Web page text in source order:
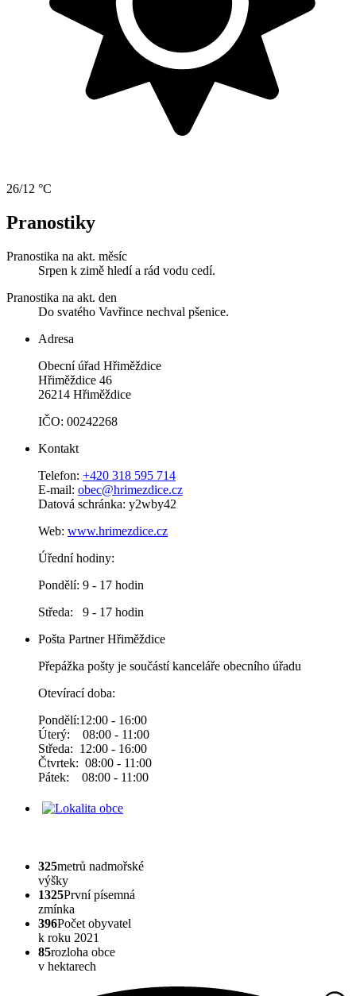
26/12 °C
Pranostiky
Pranostika na akt. měsíc
Srpen k zimě hledí a rád vodu cedí.
Pranostika na akt. den
Do svatého Vavřince nechval pšenice.
Adresa
Obecní úřad Hřiměždice
Hřiměždice 46
26214 Hřiměždice
IČO: 00242268
Kontakt
Telefon: +420 318 595 714
E-mail: obec@hrimezdice.cz
Datová schránka: y2wby42
Web: www.hrimezdice.cz
Úřední hodiny:
Pondělí: 9 - 17 hodin
Středa: 9 - 17 hodin
Pošta Partner Hřiměždice
Přepážka pošty je součástí kanceláře obecního úřadu
Otevírací doba:
Pondělí:12:00 - 16:00
Úterý: 08:00 - 11:00
Středa: 12:00 - 16:00
Čtvrtek: 08:00 - 11:00
Pátek: 08:00 - 11:00
325metrů nadmořské
výšky
1325První písemná
zmínka
396Počet obyvatel
k roku 2021
85rozloha obce
v hektarech